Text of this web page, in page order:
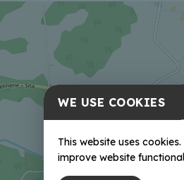
WE USE COOKIES
This website uses
improve website